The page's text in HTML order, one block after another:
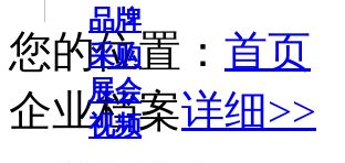
品牌
采购
展会
视频
您的位置： 首页
企业档案详细>>